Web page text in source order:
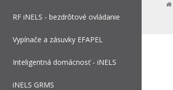
RF iNELS - bezdrôtové ovládanie
Vypínače a zásuvky EFAPEL
Inteligentná domácnosť - iNELS
iNELS GRMS